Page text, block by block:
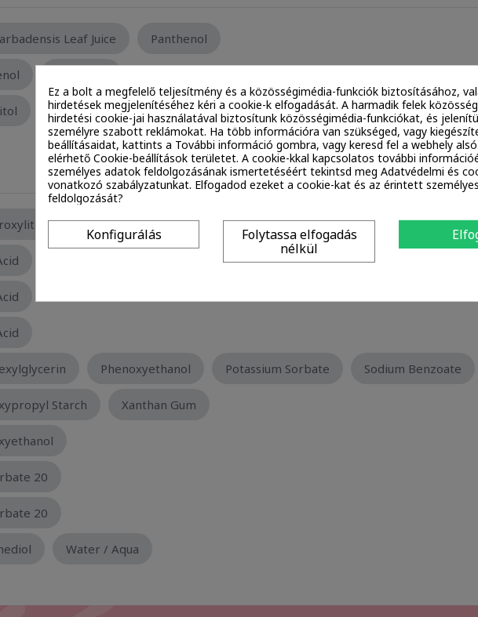
Leaf Juice Panthenol
Inulin Maltitol Propanediol Xylitol
Phenoxyethanol Potassium Sorbate Sodium Benzoate
Starch Xanthan Gum
20
20
Water / Aqua
Ez a bolt a megfelelő teljesítmény és a közösségimédia-funkciók biztosításához,
hirdetések megjelenítéséhez kéri a cookie-k elfogadását. A harmadik felek
hirdetési cookie-jai használatával biztosítunk közösségimédia-funkciókat, és
személyre szabott reklámokat. Ha több információra van szükséged, vagy
beállításaidat, kattints a További információ gombra, vagy keresd fel a webhely
elérhető Cookie-beállítások területet. A cookie-kkal kapcsolatos további
személyes adatok feldolgozásának ismertetéséért tekintsd meg Adatvédelmi és
vonatkozó szabályzatunkat. Elfogadod ezeket a cookie-kat és az érintett
feldolgozását?
Folytassa elfogadás
nélkül
Konfigurálás